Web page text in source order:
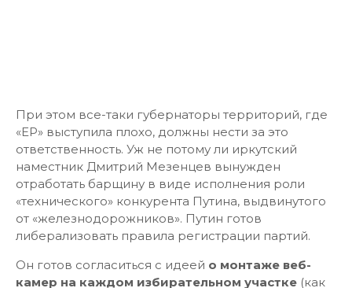
При этом все-таки губернаторы территорий, где
«ЕР» выступила плохо, должны нести за это
ответственность. Уж не потому ли иркутский
наместник Дмитрий Мезенцев вынужден
отработать барщину в виде исполнения роли
«технического» конкурента Путина, выдвинутого
от «железнодорожников». Путин готов
либерализовать правила регистрации партий.
Он готов согласиться с идеей о монтаже веб-
камер на каждом избирательном участке (как